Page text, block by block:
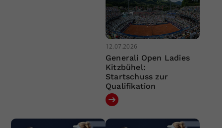
12.07.2026
Generali Open Ladies
Kitzbühel:
Startschuss zur
Qualifikation